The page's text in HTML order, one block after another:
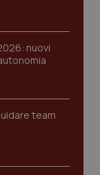
nuovi
team
quali la